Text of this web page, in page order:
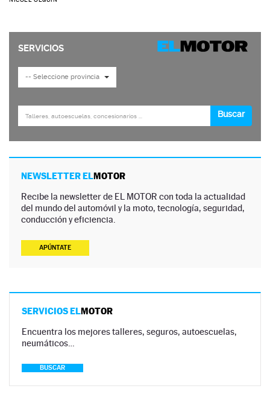
NEWSLETTER ELMOTOR
Recibe la newsletter de EL MOTOR con toda la actualidad
del mundo del automóvil y la moto, tecnología, seguridad,
conducción y eficiencia.
APÚNTATE
SERVICIOS ELMOTOR
Encuentra los mejores talleres, seguros, autoescuelas,
neumáticos…
BUSCAR